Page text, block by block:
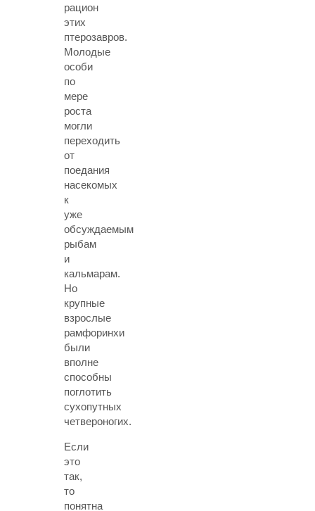
рацион
этих
птерозавров.
Молодые
особи
по
мере
роста
могли
переходить
от
поедания
насекомых
к
уже
обсуждаемым
рыбам
и
кальмарам.
Но
крупные
взрослые
рамфоринхи
были
вполне
способны
поглотить
сухопутных
четвероногих.
Если
это
так,
то
понятна